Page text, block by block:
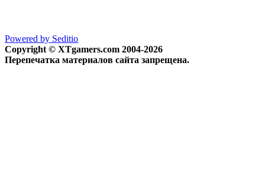
Powered by Seditio
Copyright © XTgamers.com 2004-2026
Перепечатка материалов сайта запрещена.